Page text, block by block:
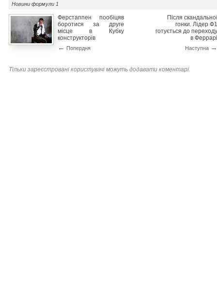
Новини формули 1
Ферстаппен пообіцяв
боротися за друге
місце в Кубку
конструкторів
← Попердня
Після скандальної
гонки. Лідер Ф1
готується до переходу
в Феррарі
Наступна →
Тільки зареєстровані користувачі можуть додавати коментарі.